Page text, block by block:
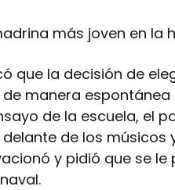
más joven en la
que la decisión de
manera
de la escuela, el
de los músicos
y pidió que se